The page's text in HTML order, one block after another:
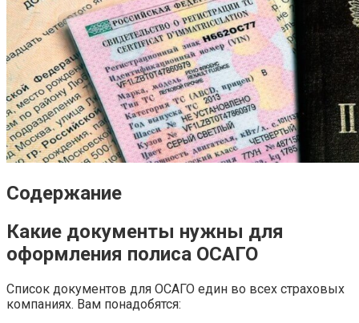
Содержание
Какие документы нужны для
оформления полиса ОСАГО
Список документов для ОСАГО един во всех страховых
компаниях. Вам понадобятся: